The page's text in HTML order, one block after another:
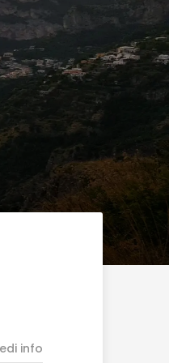
info